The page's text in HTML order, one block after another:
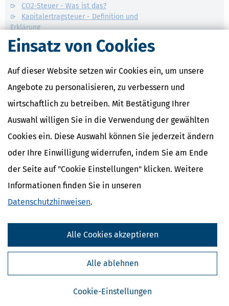
Einsatz von Cookies
Auf dieser Website setzen wir Cookies ein, um unsere
Angebote zu personalisieren, zu verbessern und
wirtschaftlich zu betreiben. Mit Bestätigung Ihrer
Auswahl willigen Sie in die Verwendung der gewählten
Cookies ein. Diese Auswahl können Sie jederzeit ändern
oder Ihre Einwilligung widerrufen, indem Sie am Ende
der Seite auf "Cookie Einstellungen" klicken. Weitere
Informationen finden Sie in unseren
Datenschutzhinweisen.
Cookie-Einstellungen
Alle ablehnen
Alle Cookies akzeptieren
CO2-Steuer - Was ist das?
Kapitalertragsteuer - Definition und
Erklärung
Kommission
Kostenlose Steuertipps & News
Absenden
Steuertipps Selbstständige
Datenschutzhinweisehabe ich gelesen.